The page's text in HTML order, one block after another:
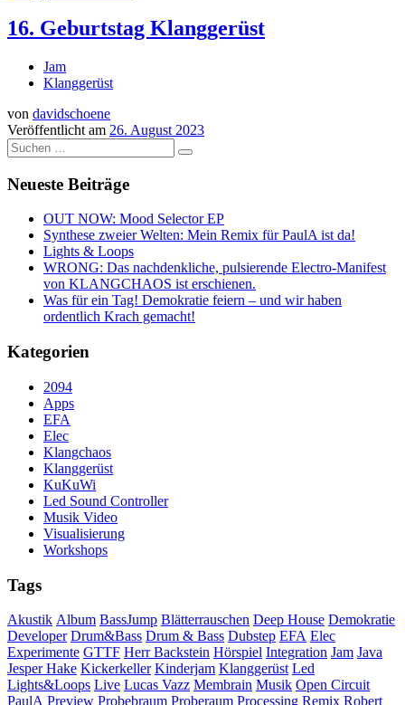
16. Geburtstag Klanggerüst
Jam
Klanggerüst
von davidschoene
Veröffentlicht am 26. August 2023
Suche
Suchen …
Neueste Beiträge
OUT NOW: Mood Selector EP
Synthese zweier Welten: Mein Remix für PaulA ist da!
Lights & Loops
WRONG: Das nachdenkliche, pulsierende Electro-Manifest
von KLANGCHAOS ist erschienen.
Was für ein Tag! Demokratie feiern – und wir haben
ordentlich Krach gemacht!
Kategorien
2094
Apps
EFA
Elec
Klangchaos
Klanggerüst
KuKuWi
Led Sound Controller
Musik Video
Visualisierung
Workshops
Tags
Akustik Album BassJump Blätterrauschen Deep House Demokratie
Developer Drum&Bass Drum & Bass Dubstep EFA Elec
Experimente GTTF Herr Backstein Hörspiel Integration Jam Java
Jesper Hake Kickerkeller Kinderjam Klanggerüst Led
Lights&Loops Live Lucas Vazz Membrain Musik Open Circuit
PaulA Preview Probebraum Proberaum Processing Remix Robert